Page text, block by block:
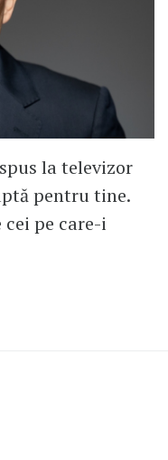
la televizor
pentru tine.
pe care-i